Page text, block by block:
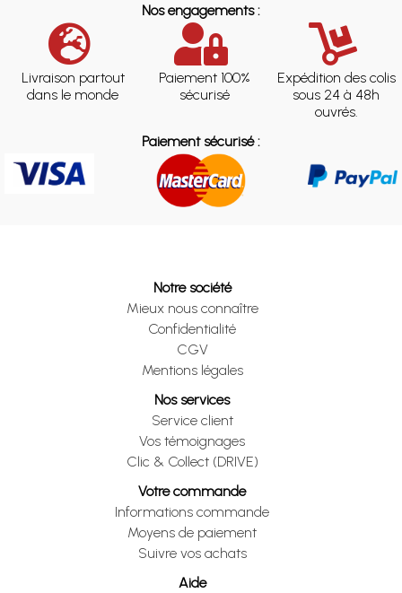
Nos engagements :
Livraison partout
dans le monde
Paiement 100%
sécurisé
Expédition des colis
sous 24 à 48h
ouvrés.
Paiement sécurisé :
Notre société
Mieux nous connaître
Confidentialité
CGV
Mentions légales
Nos services
Service client
Vos témoignages
Clic & Collect (DRIVE)
Votre commande
Informations commande
Moyens de paiement
Suivre vos achats
Aide